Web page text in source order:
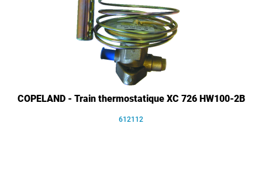
COPELAND - Train thermostatique XC 726 HW100-2B
612112